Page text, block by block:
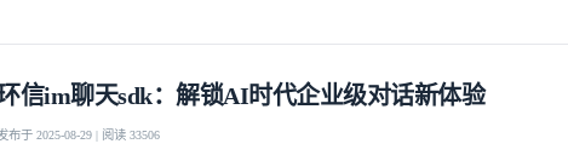
信im聊天sdk：解锁AI时代企业级对话新体验
布于 2025-08-29 | 阅读 33506